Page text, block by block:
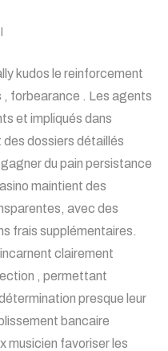
kudos le reinforcement
, forbearance . Les agents
et impliqués dans
dossiers détaillés
du pain persistance
maintient des
avec des
frais supplémentaires.
clairement
, permettant
presque leur
bancaire
musicien favoriser les